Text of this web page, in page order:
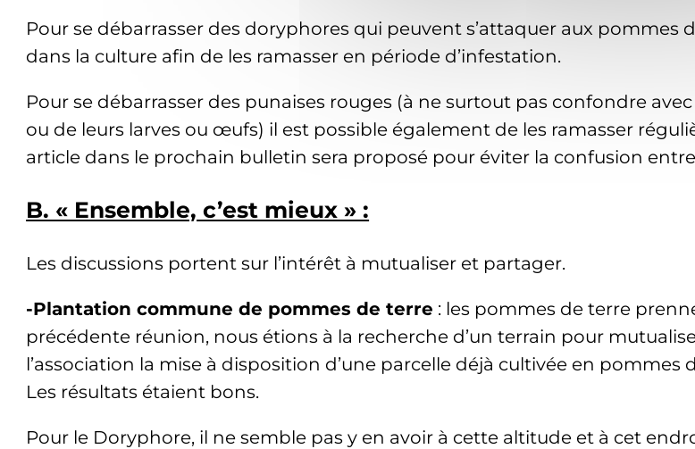
Pour se débarrasser des doryphores qui peuvent s’attaquer aux pommes
dans la culture afin de les ramasser en période d’infestation.
Pour se débarrasser des punaises rouges (à ne surtout pas confondre
ou de leurs larves ou œufs) il est possible également de les ramasser
article dans le prochain bulletin sera proposé pour éviter la confusion entre
B. « Ensemble, c’est mieux » :
Les discussions portent sur l’intérêt à mutualiser et partager.
-Plantation commune de pommes de terre : les pommes de terre
précédente réunion, nous étions à la recherche d’un terrain pour
l’association la mise à disposition d’une parcelle déjà cultivée en pommes
Les résultats étaient bons.
Pour le Doryphore, il ne semble pas y en avoir à cette altitude et à cet